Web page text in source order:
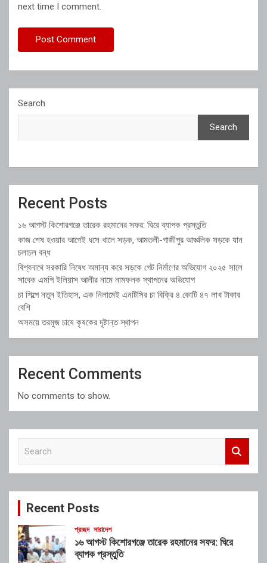
next time I comment.
Search
Search
Recent Posts
১৬ আগস্ট কিশোরগঞ্জে তারেক রহমানের সফর: ঘিরে ব্যাপক প্রস্তুতি
কাজ শেষ হওয়ার আগেই ধসে খালে সড়ক, আমতলী-গাজীপুর আঞ্চলিক সড়কে যান
চলাচল বন্ধ
বিশ্বনাথে সরকারি নিষেধ অমান্য করে সড়কে গেট নির্মাণের অভিযোগ ২০২৫ সালে
সাবেক এমপি ইলিয়াস আলীর নামে নামফলক স্থাপনের অভিযোগ
চা শিল্পে নতুন ইতিহাস, এক নিলামেই এনটিসির চা বিক্রি ৪ কোটি ৪৭ লাখ টাকার
বেশি
অসময়ে তরমুজ চাষে কৃষকের দৃষ্টান্ত স্থাপন
Recent Comments
No comments to show.
c
Recent Posts
প্রচ্ছদ সারাদেশ
১৬ আগস্ট কিশোরগঞ্জে তারেক রহমানের সফর: ঘিরে
ব্যাপক প্রস্তুতি